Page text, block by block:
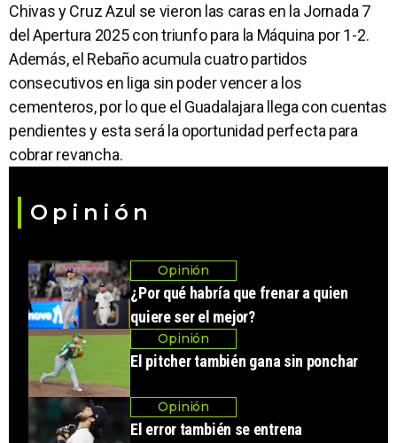
Chivas y Cruz Azul se vieron las caras en la Jornada 7
del Apertura 2025 con triunfo para la Máquina por 1-2.
Además, el Rebaño acumula cuatro partidos
consecutivos en liga sin poder vencer a los
cementeros, por lo que el Guadalajara llega con cuentas
pendientes y esta será la oportunidad perfecta para
cobrar revancha.
Opinión
Opinión
¿Por qué habría que frenar a quien
quiere ser el mejor?
Opinión
El pitcher también gana sin ponchar
Opinión
El error también se entrena